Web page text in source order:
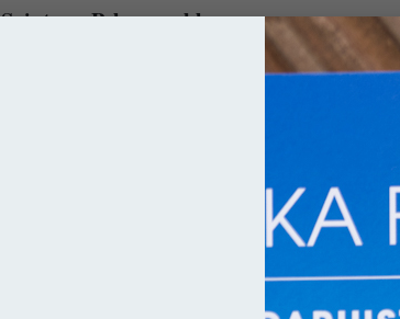
Saintes – Pełen wachlarz
Położone w regionie Nowa Akwitania niewielkie miasto Saintes
10 bajkowych miasteczek we Francji